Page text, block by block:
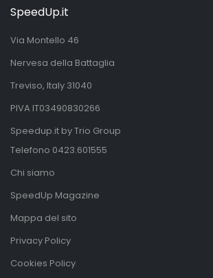
SpeedUp.it
Via Montello 46
Nervesa della Battaglia
Treviso, Italy 31040
PIVA IT03490830266
Speedup.it by Trio Group
Telefono 0423.601555
Chi siamo
SpeedUp Magazine
Mappa del sito
Privacy Policy
Cookies Policy